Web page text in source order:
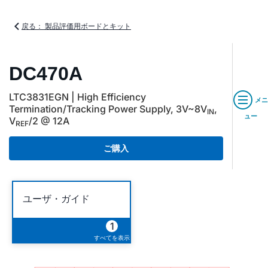
戻る： 製品評価用ボードとキット
DC470A
LTC3831EGN | High Efficiency
Termination/Tracking Power Supply, 3V~8VIN,
VREF/2 @ 12A
ご購入
メニ
ュー
ユーザ・ガイド
1
すべてを表示